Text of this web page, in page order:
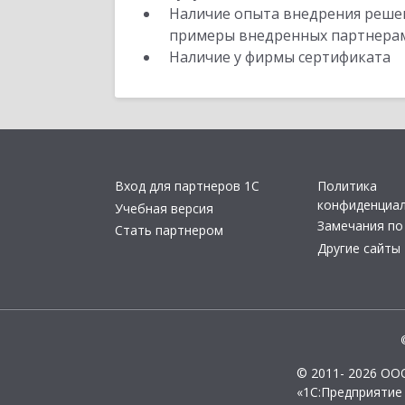
Наличие опыта внедрения
примеры внедренных
Наличие у фирмы сертификата
Вход для партнеров 1С
Учебная версия
Стать партнером
Политика
Замечания по
Другие сайты
© 2011- 2026